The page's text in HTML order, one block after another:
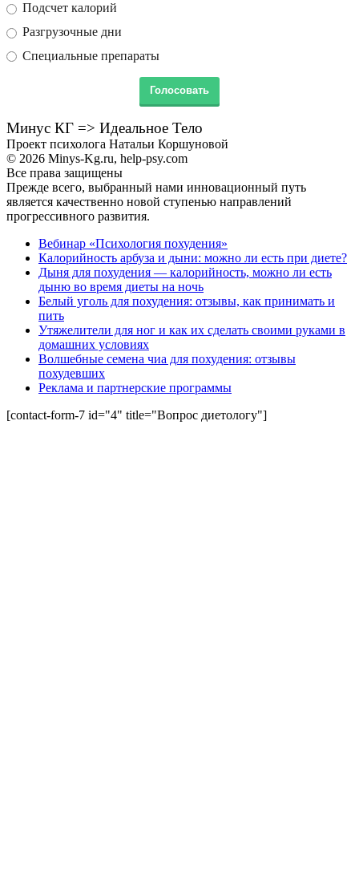
Подсчет калорий
Разгрузочные дни
Специальные препараты
Минус КГ => Идеальное Тело
Проект психолога Натальи Коршуновой
© 2026 Minys-Kg.ru, help-psy.com
Все права защищены
Прежде всего, выбранный нами инновационный путь
является качественно новой ступенью направлений
прогрессивного развития.
Вебинар «Психология похудения»
Калорийность арбуза и дыни: можно ли есть при диете?
Дыня для похудения — калорийность, можно ли есть
дыню во время диеты на ночь
Белый уголь для похудения: отзывы, как принимать и
пить
Утяжелители для ног и как их сделать своими руками в
домашних условиях
Волшебные семена чиа для похудения: отзывы
похудевших
Реклама и партнерские программы
[contact-form-7 id="4" title="Вопрос диетологу"]